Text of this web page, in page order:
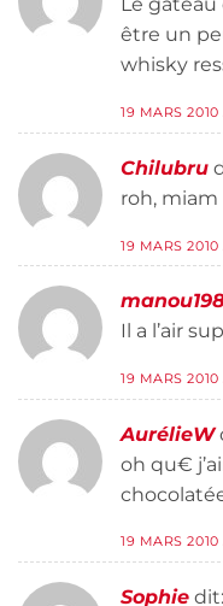
Le
être un
whisky
19 MARS
Chilubru
roh, miam
19 MARS
Il a l’air
19 MARS
AurélieW
oh qu€
19 MARS
Sophie dit: